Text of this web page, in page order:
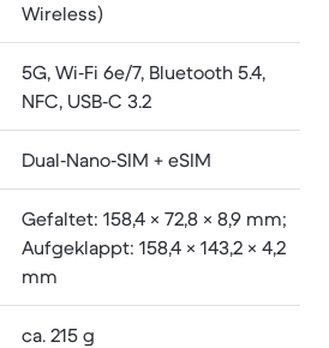
Wireless)
5G, Wi‑Fi 6e/7, Bluetooth 5.4,
NFC, USB‑C 3.2
Dual‑Nano‑SIM + eSIM
Gefaltet: 158,4 × 72,8 × 8,9 mm;
Aufgeklappt: 158,4 × 143,2 × 4,2
mm
ca. 215 g